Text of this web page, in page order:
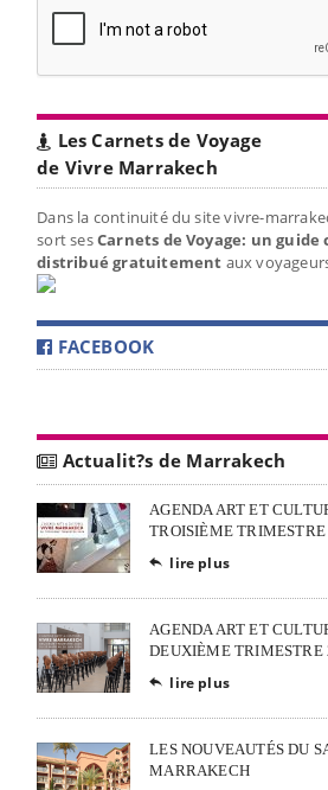
Les Carnets de Voyage
de Vivre Marrakech
Dans la continuité du site vivre-
sort sesCarnets de Voyage: un
distribué gratuitement aux
FACEBOOK
Actualit?s de Marrakech
AGENDA ART ET
TROISIÈME TRIMESTRE
 lire plus
AGENDA ART ET
DEUXIÈME TRIMESTRE
 lire plus
LES NOUVEAUTÉS DU
MARRAKECH